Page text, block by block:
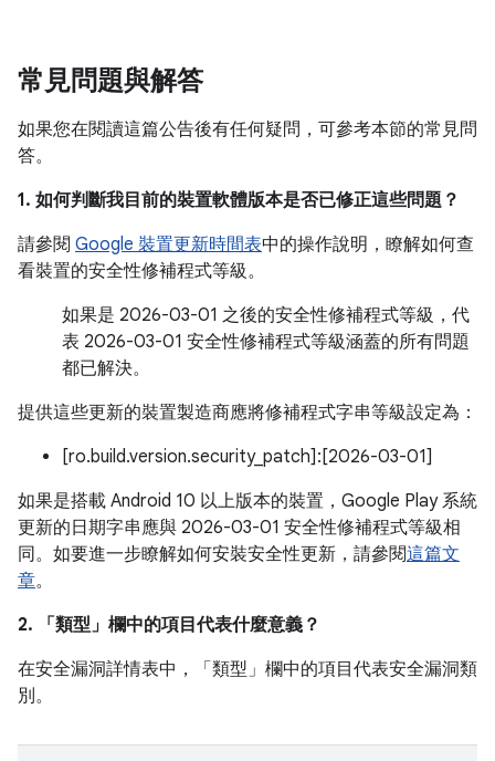
常見問題與解答
如果您在閱讀這篇公告後有任何疑問，可參考本節的常見問
答。
1. 如何判斷我目前的裝置軟體版本是否已修正這些問題？
請參閱 Google 裝置更新時間表中的操作說明，瞭解如何查
看裝置的安全性修補程式等級。
如果是 2026-03-01 之後的安全性修補程式等級，代
表 2026-03-01 安全性修補程式等級涵蓋的所有問題
都已解決。
提供這些更新的裝置製造商應將修補程式字串等級設定為：
[ro.build.version.security_patch]:[2026-03-01]
如果是搭載 Android 10 以上版本的裝置，Google Play 系統
更新的日期字串應與 2026-03-01 安全性修補程式等級相
同。如要進一步瞭解如何安裝安全性更新，請參閱這篇文
章。
2. 「類型」 欄中的項目代表什麼意義？
在安全漏洞詳情表中，「類型」 欄中的項目代表安全漏洞類
別。